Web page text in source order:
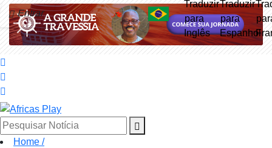
Entrar
Pesquisar Notícia
Home /